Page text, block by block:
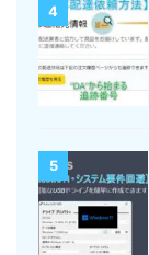
4
5